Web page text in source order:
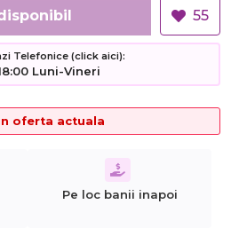
55
Telefonice (click aici):
Luni-Vineri
oferta actuala
Pe loc banii inapoi